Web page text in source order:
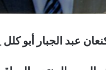
عبد الجبار أبو